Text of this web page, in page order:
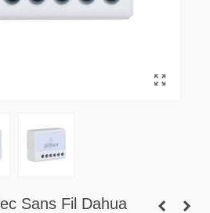
Sans Fil Dahua